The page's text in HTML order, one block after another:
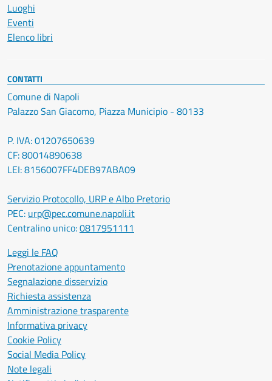
Luoghi
Eventi
Elenco libri
CONTATTI
Comune di Napoli
Palazzo San Giacomo, Piazza Municipio - 80133
P. IVA: 01207650639
CF: 80014890638
LEI: 8156007FF4DEB97ABA09
Servizio Protocollo, URP e Albo Pretorio
PEC: urp@pec.comune.napoli.it
Centralino unico:0817951111
Leggi le FAQ
Prenotazione appuntamento
Segnalazione disservizio
Richiesta assistenza
Amministrazione trasparente
Informativa privacy
Cookie Policy
Social Media Policy
Note legali